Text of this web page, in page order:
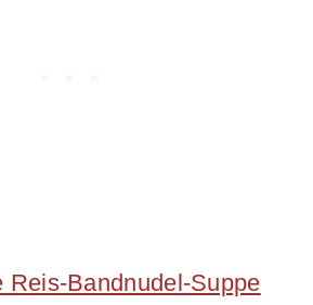
Reis-Bandnudel-Suppe